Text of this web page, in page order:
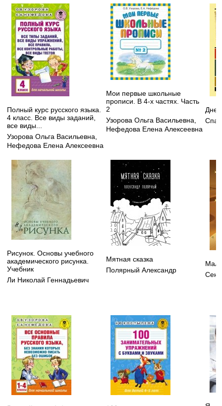
Полный курс русского языка.
4 класс. Все виды заданий,
все виды...
Узорова Ольга Васильевна
Нефедова Елена Алексеевна
Мои первые школьные
прописи. В 4-х частях. Часть
2
Узорова Ольга Васильевна
Нефедова Елена Алексеевна
Рисунок. Основы учебного
академического рисунка.
Учебник
Ли Николай Геннадьевич
Мятная сказка
Полярный Александр